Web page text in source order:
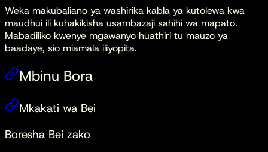
Weka makubaliano ya washirika kabla ya kutolewa kwa
maudhui ili kuhakikisha usambazaji sahihi wa mapato.
Mabadiliko kwenye mgawanyo huathiri tu mauzo ya
baadaye, sio miamala iliyopita.
Mbinu Bora
Mkakati wa Bei
Boresha Bei zako